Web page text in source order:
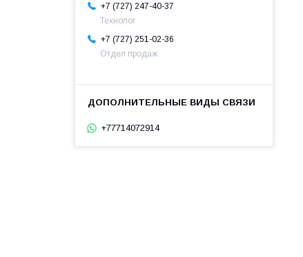
+7 (727) 247-40-37
Технолог
+7 (727) 251-02-36
Отдел продаж
+77714072914